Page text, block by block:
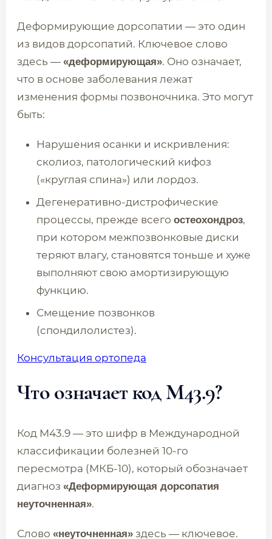
Деформирующие дорсопатии — это один
из видов дорсопатий. Ключевое слово
здесь — «деформирующая». Оно означает,
что в основе заболевания лежат
изменения формы позвоночника. Это могут
быть:
Нарушения осанки и искривления:
сколиоз, патологический кифоз
(«круглая спина») или лордоз.
Дегенеративно-дистрофические
процессы, прежде всего остеохондроз,
при котором межпозвонковые диски
теряют влагу, становятся тоньше и хуже
выполняют свою амортизирующую
функцию.
Смещение позвонков
(спондилолистез).
Консультация ортопеда
Что означает код M43.9?
Код M43.9 — это шифр в Международной
классификации болезней 10-го
пересмотра (МКБ-10), который обозначает
диагноз «Деформирующая дорсопатия
неуточненная».
Слово «неуточненная» здесь — ключевое.